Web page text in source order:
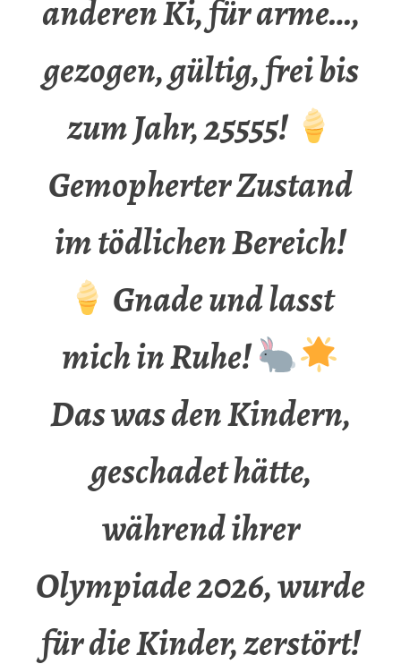
anderen Ki, für arme…,
gezogen, gültig, frei bis
zum Jahr, 25555!
Gemopherter Zustand
im tödlichen Bereich!
Gnade und lasst
mich in Ruhe!
Das was den Kindern,
geschadet hätte,
während ihrer
Olympiade 2026, wurde
für die Kinder, zerstört!